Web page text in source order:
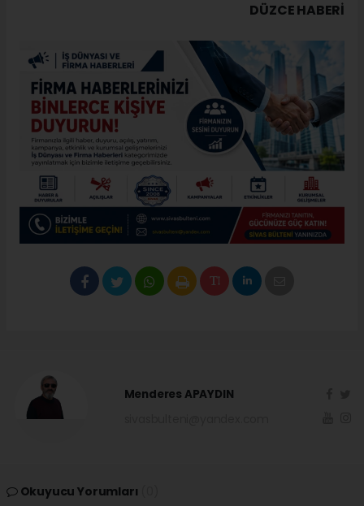
DÜZCE HABERİ
Menderes APAYDIN
Okuyucu Yorumları